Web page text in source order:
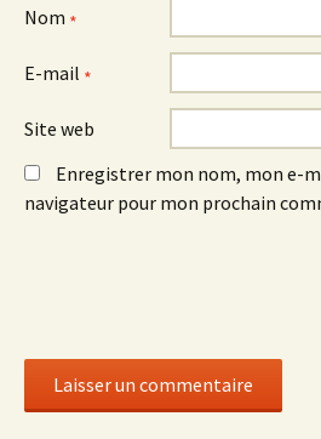
Nom *
E-mail *
Site web
Enregistrer mon nom, mon e-
navigateur pour mon prochain